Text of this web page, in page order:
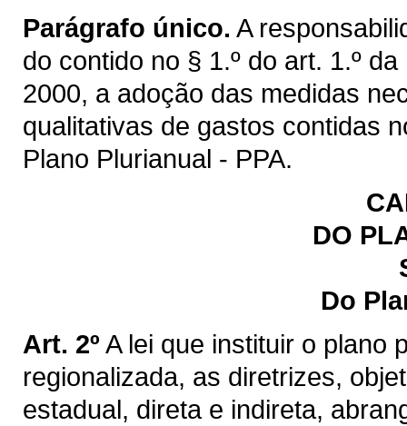
Parágrafo único. A
do contido no § 1.º do art. 1.º
2000, a adoção das medidas
qualitativas de gastos contidas
Plano Plurianual - PPA.
DO
Do
Art. 2º A lei que instituir o plano
regionalizada, as diretrizes,
estadual, direta e indireta,